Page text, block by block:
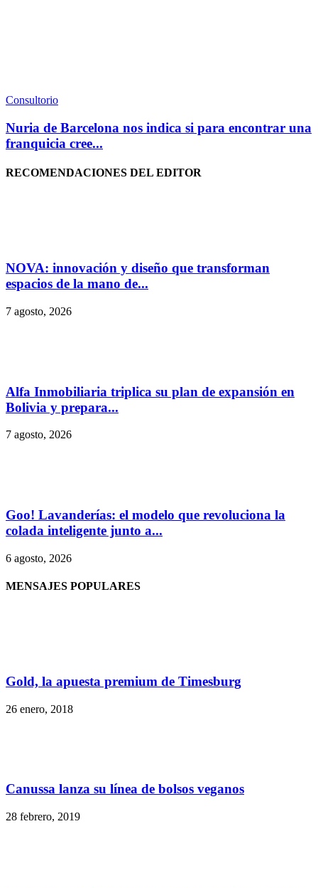
Consultorio
Nuria de Barcelona nos indica si para encontrar una
franquicia cree...
RECOMENDACIONES DEL EDITOR
NOVA: innovación y diseño que transforman
espacios de la mano de...
7 agosto, 2026
Alfa Inmobiliaria triplica su plan de expansión en
Bolivia y prepara...
7 agosto, 2026
Goo! Lavanderías: el modelo que revoluciona la
colada inteligente junto a...
6 agosto, 2026
MENSAJES POPULARES
Gold, la apuesta premium de Timesburg
26 enero, 2018
Canussa lanza su línea de bolsos veganos
28 febrero, 2019